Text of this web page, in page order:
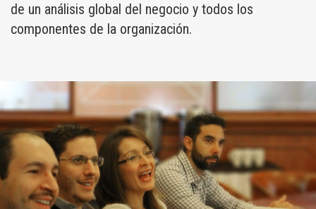
de un análisis global del negocio y todos los
componentes de la organización.